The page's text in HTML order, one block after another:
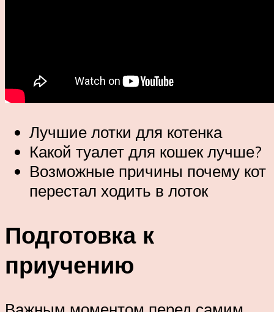
Лучшие лотки для котенка
Какой туалет для кошек лучше?
Возможные причины почему кот
перестал ходить в лоток
Подготовка к
приучению